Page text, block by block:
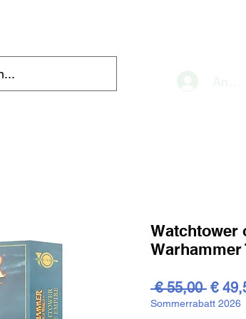
Watchtower
Warhammer
€ 55,00 €
Sommerrabatt 2026